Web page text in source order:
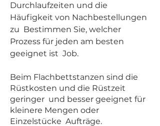
Durchlaufzeiten und die
Häufigkeit von Nachbestellungen
zu Bestimmen Sie, welcher
Prozess für jeden am besten
geeignet ist Job.
Beim Flachbettstanzen sind die
Rüstkosten und die Rüstzeit
geringer und besser geeignet für
kleinere Mengen oder
Einzelstücke Aufträge.